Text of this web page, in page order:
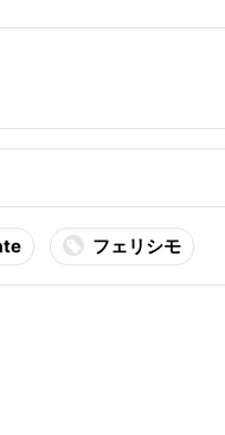
フェリシモ